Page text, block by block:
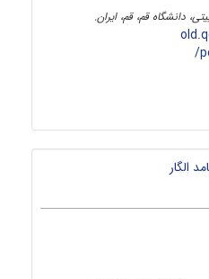
دانشگاه قم، قم، ایران‌.